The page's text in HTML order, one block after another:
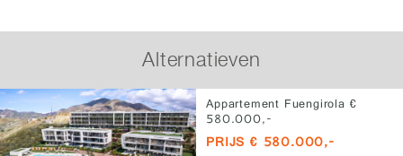
Alternatieven
Appartement Fuengirola €
580.000,-
PRIJS € 580.000,-